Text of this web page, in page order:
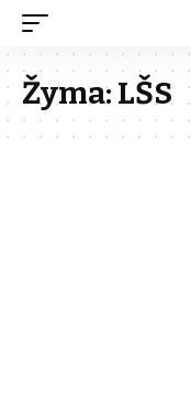
Žyma: LŠS